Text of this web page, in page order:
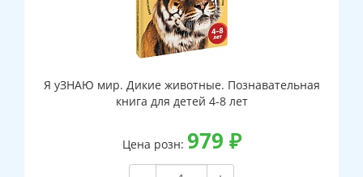
Я уЗНАЮ мир. Дикие животные. Познавательная
книга для детей 4-8 лет
Цена розн: 979 ₽